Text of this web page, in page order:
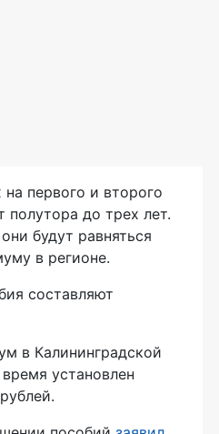
первого и второго
полутора до трех лет.
будут равняться
в регионе.
составляют
в Калининградской
установлен